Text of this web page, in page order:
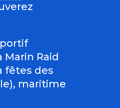
Raid
fêtes des
maritime